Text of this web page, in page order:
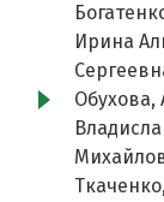
Ирина
Обухова,
Ткаченко,